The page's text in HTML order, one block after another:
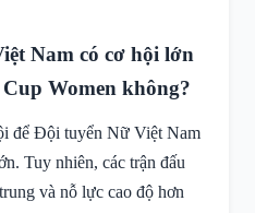
Nam có cơ hội lớn
Women không?
để Đội tuyển Nữ Việt Nam
Tuy nhiên, các trận đấu
và nỗ lực cao độ hơn